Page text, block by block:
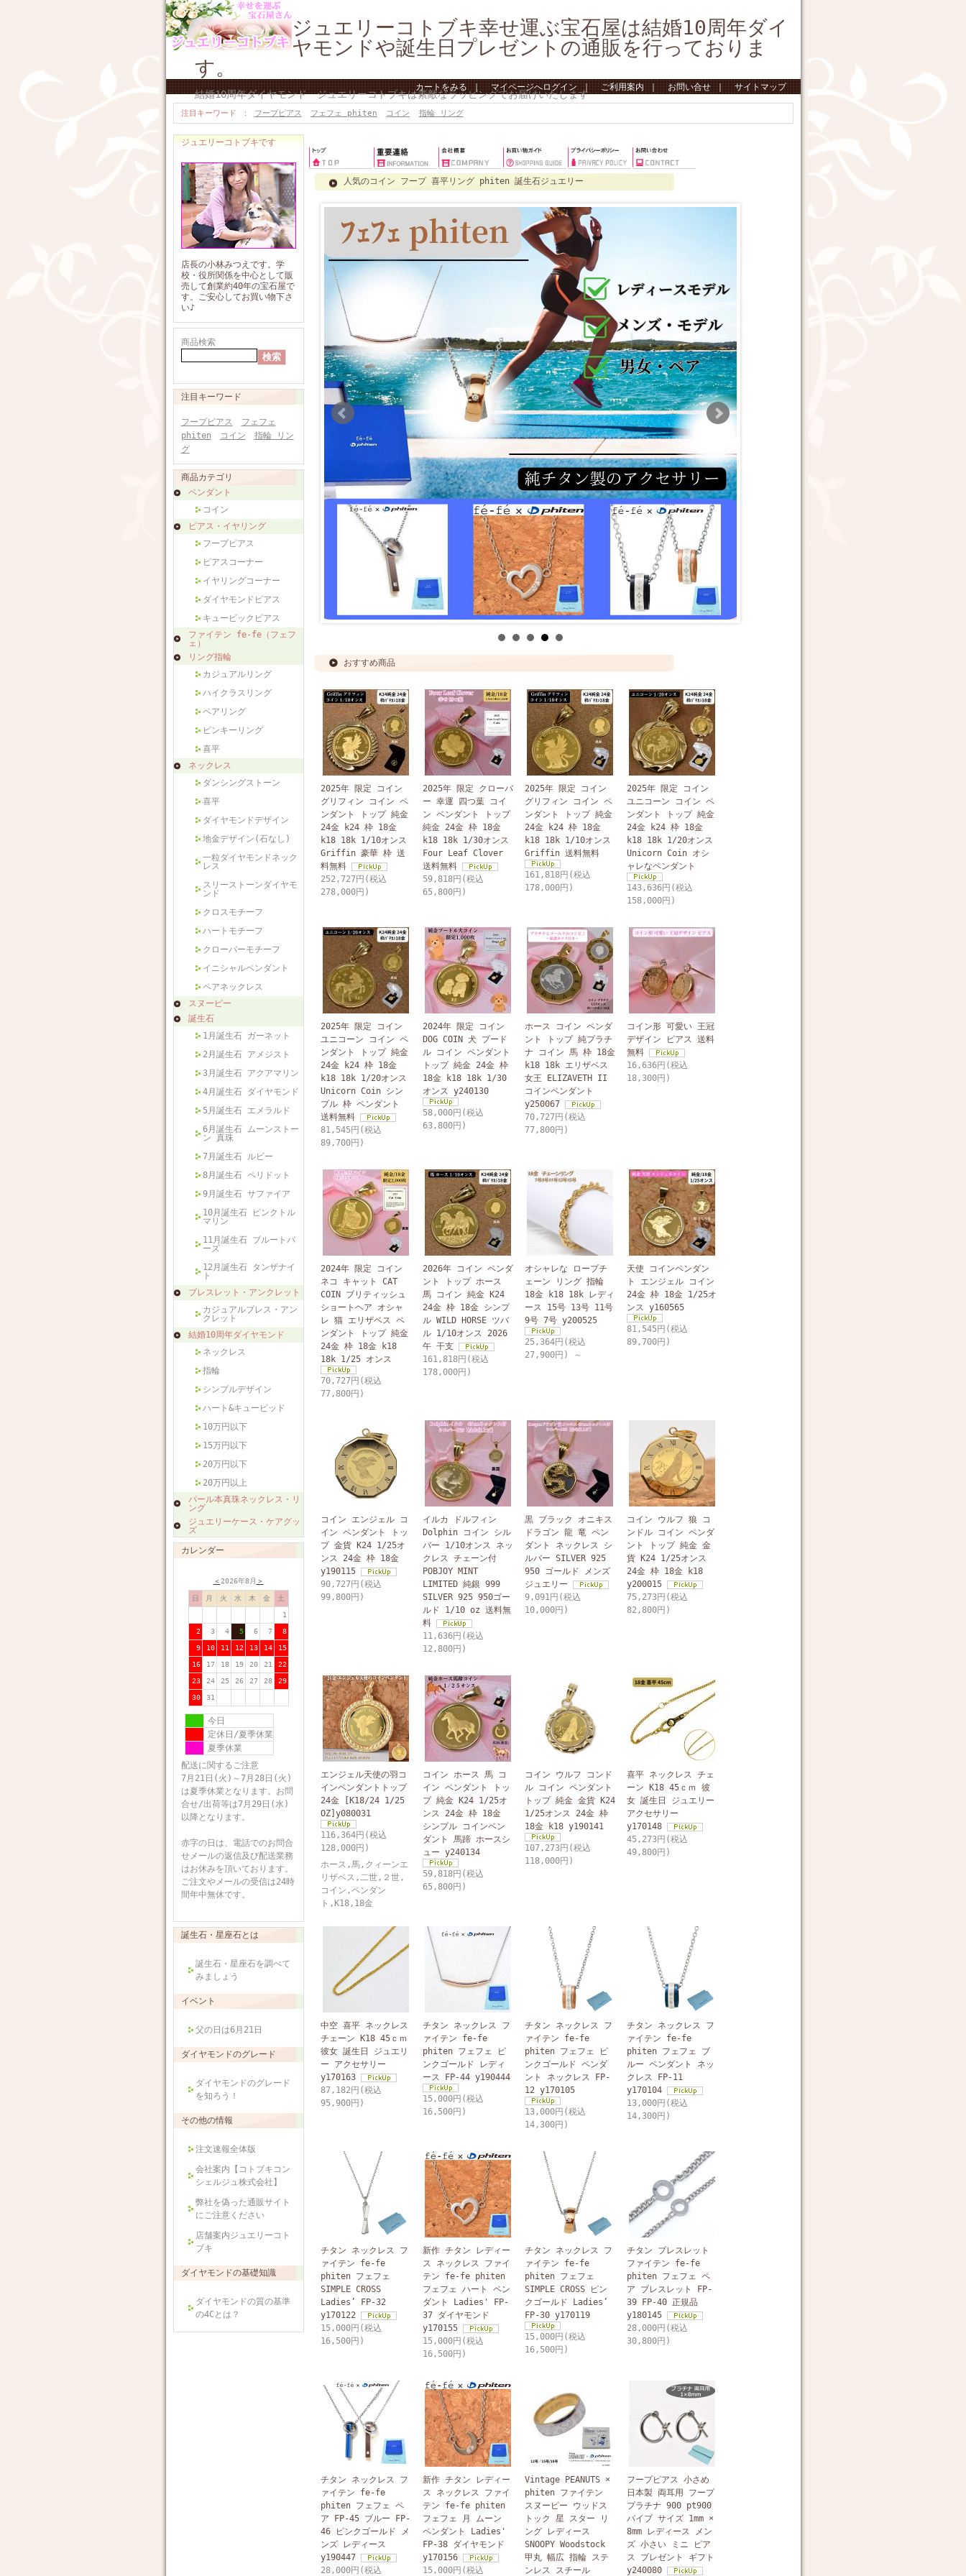
ジュエリーコトブキ幸せ運ぶ宝石屋は結婚10周年ダイ
ヤモンドや誕生日プレゼントの通販を行っておりま
す。
結婚10周年ダイヤモンド ジュエリーコトブキは素敵なラッピングでお届けいたします
カートをみる マイページへログイン ｜ ご利用案内 ｜ お問い合せ｜ サイトマップ
注目キーワード フープピアス フェフェ phiten コイン 指輪 リング
ジュエリーコトブキです
店長の小林みつえです。学
校・役所関係を中心として販
売して創業約40年の宝石屋で
す。ご安心してお買い物下さ
い♪
商品検索
注目キーワード
フープピアス
フェフェ
phiten
コイン
指輪 リン
グ
商品カテゴリ
ペンダント
コイン
ピアス・イヤリング
フープピアス
ピアスコーナー
イヤリングコーナー
ダイヤモンドピアス
キュービックピアス
ファイテン fe-fe（フェフ
ェ）
リング指輪
カジュアルリング
ハイクラスリング
ペアリング
ピンキーリング
喜平
ネックレス
ダンシングストーン
喜平
ダイヤモンドデザイン
地金デザイン(石なし)
一粒ダイヤモンドネック
レス
スリーストーンダイヤモ
ンド
クロスモチーフ
ハートモチーフ
クローバーモチーフ
イニシャルペンダント
ペアネックレス
スヌーピー
誕生石
1月誕生石 ガーネット
2月誕生石 アメジスト
3月誕生石 アクアマリン
4月誕生石 ダイヤモンド
5月誕生石 エメラルド
6月誕生石 ムーンストー
ン 真珠
7月誕生石 ルビー
8月誕生石 ペリドット
9月誕生石 サファイア
10月誕生石 ピンクトル
マリン
11月誕生石 ブルートパ
ーズ
12月誕生石 タンザナイ
ト
ブレスレット・アンクレット
カジュアルブレス・アン
クレット
結婚10周年ダイヤモンド
ネックレス
指輪
シンプルデザイン
ハート&キューピッド
10万円以下
15万円以下
20万円以下
20万円以上
パール本真珠ネックレス・リ
ング
ジュエリーケース・ケアグッ
ズ
カレンダー
＜ 2026年8月 ＞
日 月 火 水 木 金 土
1
2 3 4 5 6 7 8
9 10 11 12 13 14 15
16 17 18 19 20 21 22
23 24 25 26 27 28 29
30 31
今日
定休日/夏季休業
夏季休業
配送に関するご注意
7月21日(火)～7月28日(火)
は夏季休業となります。お問
合せ/出荷等は7月29日(水)
以降となります。
赤字の日は、電話でのお問合
せメールの返信及び配送業務
はお休みを頂いております。
ご注文やメールの受信は24時
間年中無休です。
誕生石・星座石とは
誕生石・星座石を調べて
みましょう
イベント
父の日は6月21日
ダイヤモンドのグレード
ダイヤモンドのグレード
を知ろう！
その他の情報
注文速報全体版
会社案内【コトブキコン
シェルジュ株式会社】
弊社を偽った通販サイト
にご注意ください
店舗案内ジュエリーコト
ブキ
ダイヤモンドの基礎知識
ダイヤモンドの質の基準
の4Cとは？
人気のコイン フープ 喜平リング phiten 誕生石ジュエリー
おすすめ商品
2025年 限定 コイン
グリフィン コイン ペ
ンダント トップ 純金
24金 k24 枠 18金
k18 18k 1/10オンス
Griffin 豪華 枠 送
料無料
252,727円(税込
278,000円)
2025年 限定 クローバ
ー 幸運 四つ葉 コイ
ン ペンダント トップ
純金 24金 枠 18金
k18 18k 1/30オンス
Four Leaf Clover
送料無料
59,818円(税込
65,800円)
2025年 限定 コイン
グリフィン コイン ペ
ンダント トップ 純金
24金 k24 枠 18金
k18 18k 1/10オンス
Griffin 送料無料
161,818円(税込
178,000円)
2025年 限定 コイン
ユニコーン コイン ペ
ンダント トップ 純金
24金 k24 枠 18金
k18 18k 1/20オンス
Unicorn Coin オシ
ャレなペンダント
143,636円(税込
158,000円)
2025年 限定 コイン
ユニコーン コイン ペ
ンダント トップ 純金
24金 k24 枠 18金
k18 18k 1/20オンス
Unicorn Coin シン
プル 枠 ペンダント
送料無料
81,545円(税込
89,700円)
2024年 限定 コイン
DOG COIN 犬 プード
ル コイン ペンダント
トップ 純金 24金 枠
18金 k18 18k 1/30
オンス y240130
58,000円(税込
63,800円)
ホース コイン ペンダ
ント トップ 純プラチ
ナ コイン 馬 枠 18金
k18 18k エリザベス
女王 ELIZAVETH II
コインペンダント
y250067
70,727円(税込
77,800円)
コイン形 可愛い 王冠
デザイン ピアス 送料
無料
16,636円(税込
18,300円)
2024年 限定 コイン
ネコ キャット CAT
COIN ブリティッシュ
ショートヘア オシャ
レ 猫 エリザベス ペ
ンダント トップ 純金
24金 枠 18金 k18
18k 1/25 オンス
70,727円(税込
77,800円)
2026年 コイン ペンダ
ント トップ ホース
馬 コイン 純金 K24
24金 枠 18金 シンプ
ル WILD HORSE ツバ
ル 1/10オンス 2026
午 干支
161,818円(税込
178,000円)
オシャレな ロープチ
ェーン リング 指輪
18金 k18 18k レディ
ース 15号 13号 11号
9号 7号 y200525
25,364円(税込
27,900円) ～
天使 コインペンダン
ト エンジェル コイン
24金 枠 18金 1/25オ
ンス y160565
81,545円(税込
89,700円)
コイン エンジェル コ
イン ペンダント トッ
プ 金貨 K24 1/25オ
ンス 24金 枠 18金
y190115
90,727円(税込
99,800円)
イルカ ドルフィン
Dolphin コイン シル
バー 1/10オンス ネッ
クレス チェーン付
POBJOY MINT
LIMITED 純銀 999
SILVER 925 950ゴー
ルド 1/10 oz 送料無
料
11,636円(税込
12,800円)
黒 ブラック オニキス
ドラゴン 龍 竜 ペン
ダント ネックレス シ
ルバー SILVER 925
950 ゴールド メンズ
ジュエリー
9,091円(税込
10,000円)
コイン ウルフ 狼 コ
ンドル コイン ペンダ
ント トップ 純金 金
貨 K24 1/25オンス
24金 枠 18金 k18
y200015
75,273円(税込
82,800円)
エンジェル天使の羽コ
インペンダントトップ
24金 [K18/24 1/25
OZ]y080031
116,364円(税込
128,000円)
ホース,馬,クィーンエ
リザベス,二世,２世,
コイン,ペンダン
ト,K18,18金
コイン ホース 馬 コ
イン ペンダント トッ
プ 純金 K24 1/25オ
ンス 24金 枠 18金
シンプル コインペン
ダント 馬蹄 ホースシ
ュー y240134
59,818円(税込
65,800円)
コイン ウルフ コンド
ル コイン ペンダント
トップ 純金 金貨 K24
1/25オンス 24金 枠
18金 k18 y190141
107,273円(税込
118,000円)
喜平 ネックレス チェ
ーン K18 45ｃｍ 彼
女 誕生日 ジュエリー
アクセサリー
y170148
45,273円(税込
49,800円)
中空 喜平 ネックレス
チェーン K18 45ｃｍ
彼女 誕生日 ジュエリ
ー アクセサリー
y170163
87,182円(税込
95,900円)
チタン ネックレス フ
ァイテン fe-fe
phiten フェフェ ピ
ンクゴールド レディ
ース FP-44 y190444
15,000円(税込
16,500円)
チタン ネックレス フ
ァイテン fe-fe
phiten フェフェ ピ
ンクゴールド ペンダ
ント ネックレス FP-
12 y170105
13,000円(税込
14,300円)
チタン ネックレス フ
ァイテン fe-fe
phiten フェフェ ブ
ルー ペンダント ネッ
クレス FP-11
y170104
13,000円(税込
14,300円)
チタン ネックレス フ
ァイテン fe-fe
phiten フェフェ
SIMPLE CROSS
Ladies’ FP-32
y170122
15,000円(税込
16,500円)
新作 チタン レディー
ス ネックレス ファイ
テン fe-fe phiten
フェフェ ハート ペン
ダント Ladies' FP-
37 ダイヤモンド
y170155
15,000円(税込
16,500円)
チタン ネックレス フ
ァイテン fe-fe
phiten フェフェ
SIMPLE CROSS ピン
クゴールド Ladies’
FP-30 y170119
15,000円(税込
16,500円)
チタン ブレスレット
ファイテン fe-fe
phiten フェフェ ペ
ア ブレスレット FP-
39 FP-40 正規品
y180145
28,000円(税込
30,800円)
チタン ネックレス フ
ァイテン fe-fe
phiten フェフェ ペ
ア FP-45 ブルー FP-
46 ピンクゴールド メ
ンズ レディース
y190447
28,000円(税込
新作 チタン レディー
ス ネックレス ファイ
テン fe-fe phiten
フェフェ 月 ムーン
ペンダント Ladies'
FP-38 ダイヤモンド
y170156
15,000円(税込
Vintage PEANUTS ×
phiten ファイテン
スヌーピー ウッドス
トック 星 スター リ
ング レディース
SNOOPY Woodstock
甲丸 幅広 指輪 ステ
ンレス スチール
フープピアス 小さめ
日本製 両耳用 フープ
プラチナ 900 pt900
パイプ サイズ 1mm ×
8mm レディース メン
ズ 小さい ミニ ピア
ス プレゼント ギフト
y240080